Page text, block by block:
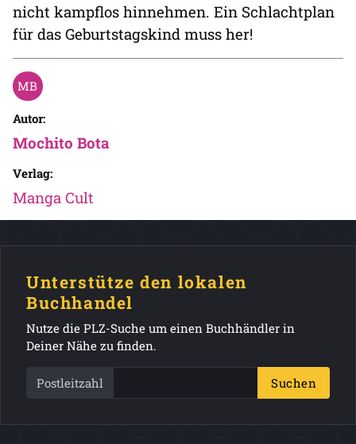
nicht kampflos hinnehmen. Ein Schlachtplan
für das Geburtstagskind muss her!
Autor:
Mochito Bota
Verlag:
Manga Cult
Unterstütze den lokalen
Buchhandel
Nutze die PLZ-Suche um einen Buchhändler in
Deiner Nähe zu finden.
Postleitzahl Suchen